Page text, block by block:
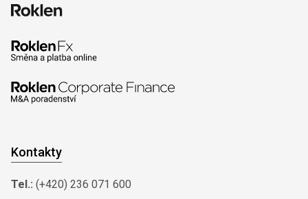
Kontakty
Tel.: (+420) 236 071 600